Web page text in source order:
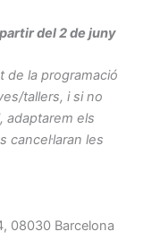
del 2 de juny
de la programació
tallers, i si no
adaptarem els
cancel·laran les
08030 Barcelona